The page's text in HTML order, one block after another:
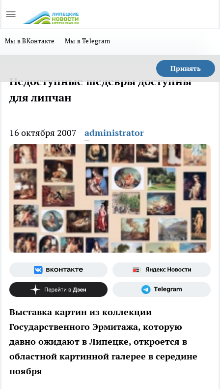
Мы в ВКонтакте Мы в Telegram
Принять
Недоступные шедевры доступны
для липчан
16 октября 2007 administrator
Выставка картин из коллекции
Государственного Эрмитажа, которую
давно ожидают в Липецке, откроется в
областной картинной галерее в середине
ноября